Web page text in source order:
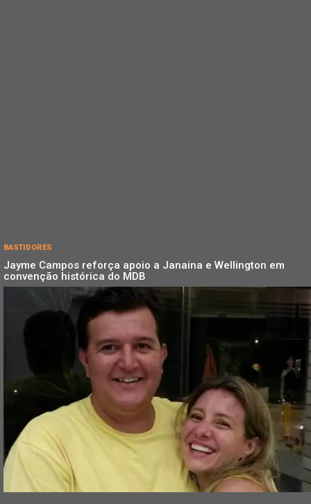
BASTIDORES
Jayme Campos reforça apoio a Janaina e Wellington em
convenção histórica do MDB